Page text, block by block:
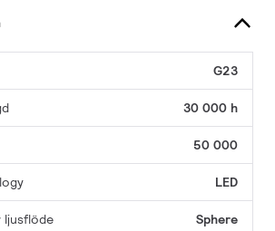
G23
30 000 h
50 000
LED
Sphere